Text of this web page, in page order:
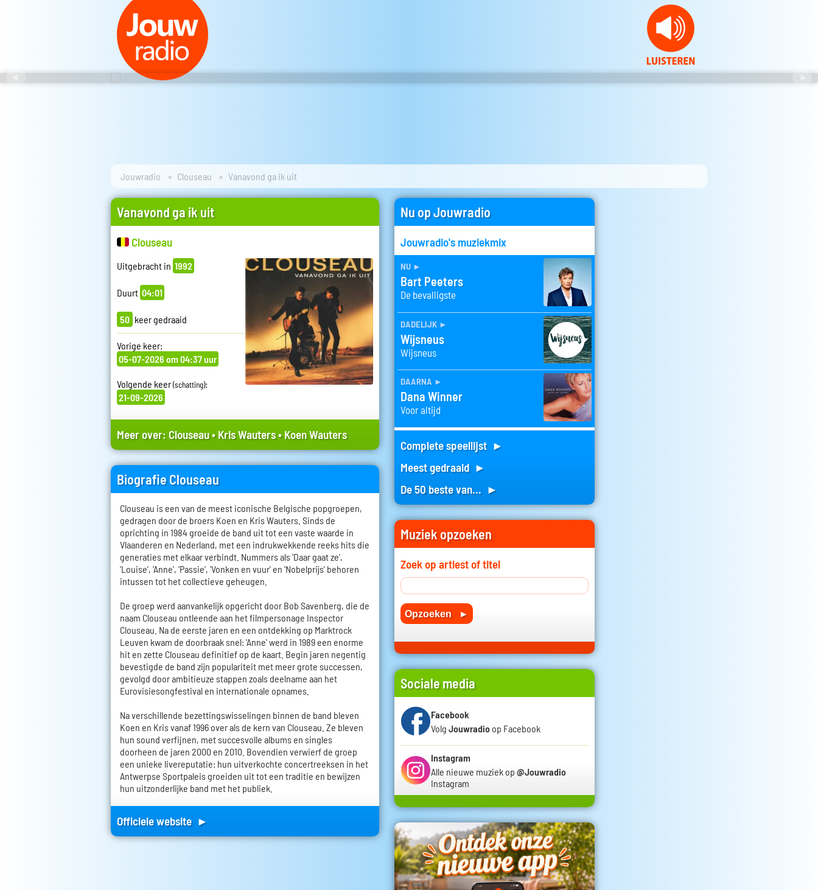
Jouwradio Clouseau Vanavond ga ik uit
Vanavond ga ik uit
Clouseau
Uitgebracht in 1992
Duurt 04:01
50 keer gedraaid
Vorige keer:
05-07-2026 om 04:37 uur
Volgende keer(schatting):
21-09-2026
Meer over: Clouseau•Kris Wauters•Koen Wauters
Biografie Clouseau
Clouseau is een van de meest iconische Belgische popgroepen,
gedragen door de broers Koen en Kris Wauters. Sinds de
oprichting in 1984 groeide de band uit tot een vaste waarde in
Vlaanderen en Nederland, met een indrukwekkende reeks hits die
generaties met elkaar verbindt. Nummers als 'Daar gaat ze',
'Louise', 'Anne', 'Passie', 'Vonken en vuur' en 'Nobelprijs' behoren
intussen tot het collectieve geheugen.
De groep werd aanvankelijk opgericht door Bob Savenberg, die de
naam Clouseau ontleende aan het filmpersonage Inspector
Clouseau. Na de eerste jaren en een ontdekking op Marktrock
Leuven kwam de doorbraak snel: 'Anne' werd in 1989 een enorme
hit en zette Clouseau definitief op de kaart. Begin jaren negentig
bevestigde de band zijn populariteit met meer grote successen,
gevolgd door ambitieuze stappen zoals deelname aan het
Eurovisiesongfestival en internationale opnames.
Na verschillende bezettingswisselingen binnen de band bleven
Koen en Kris vanaf 1996 over als de kern van Clouseau. Ze bleven
hun sound verfijnen, met succesvolle albums en singles
doorheen de jaren 2000 en 2010. Bovendien verwierf de groep
een unieke livereputatie: hun uitverkochte concertreeksen in het
Antwerpse Sportpaleis groeiden uit tot een traditie en bewijzen
hun uitzonderlijke band met het publiek.
Officiele website ►
Nu op Jouwradio
Jouwradio's muziekmix
nu ►
Bart Peeters
De bevalligste
dadelijk ►
Wijsneus
Wijsneus
daarna ►
Dana Winner
Voor altijd
Complete speellijst ►
Meest gedraaid ►
De 50 beste van... ►
Muziek opzoeken
Zoek op artiest of titel
Sociale media
Facebook
Volg Jouwradio op Facebook
Instagram
Alle nieuwe muziek op @Jouwradio
Instagram